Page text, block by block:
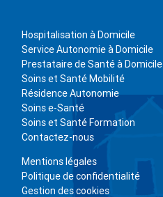
Hospitalisation à Domicile
Service Autonomie à Domicile
Prestataire de Santé à Domicile
Soins et Santé Mobilité
Résidence Autonomie
Soins e-Santé
Soins et Santé Formation
Contactez-nous
Mentions légales
Politique de confidentialité
Gestion des cookies